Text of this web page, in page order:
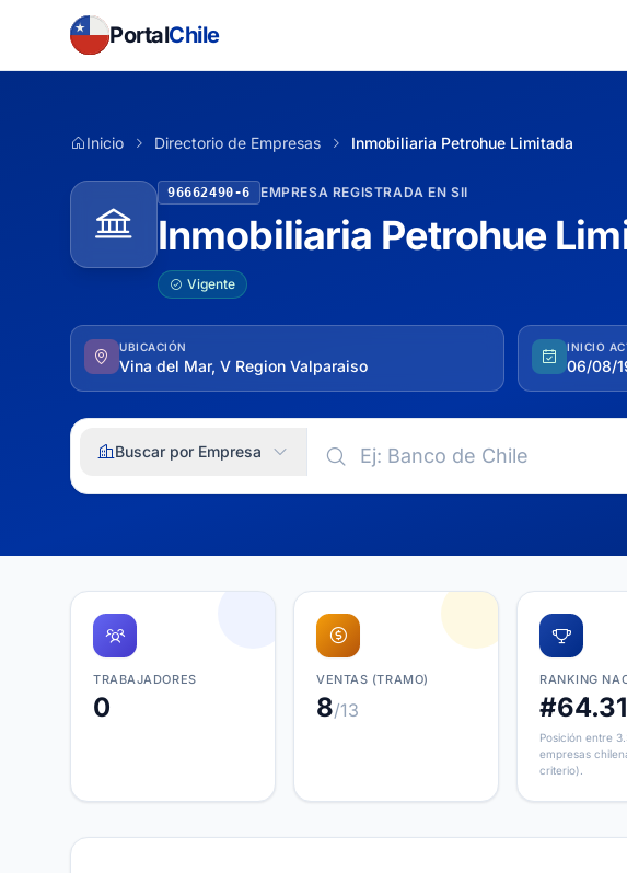
PortalChile
Inicio Directorio de Empresas Inmobiliaria Petrohue Limitada
96662490-6 EMPRESA REGISTRADA EN SII
Inmobiliaria Petrohue
Vigente
UBICACIÓN
Vina del Mar, V Region Valparaiso
INICIO
06/08/
Buscar por Empresa
TRABAJADORES
0
VENTAS (TRAMO)
8/13
RANKING
Posición entre
empresas
criterio).